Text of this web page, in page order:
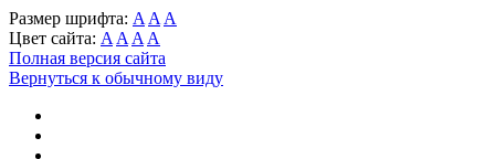
Размер шрифта: A A A
Цвет сайта: A A A A
Полная версия сайта
Вернуться к обычному виду